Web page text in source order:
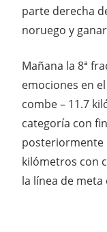
parte derecha
noruego y
Mañana la 8ª
emociones en
combe – 11.7
categoría con
posteriormente
kilómetros con
la línea de meta